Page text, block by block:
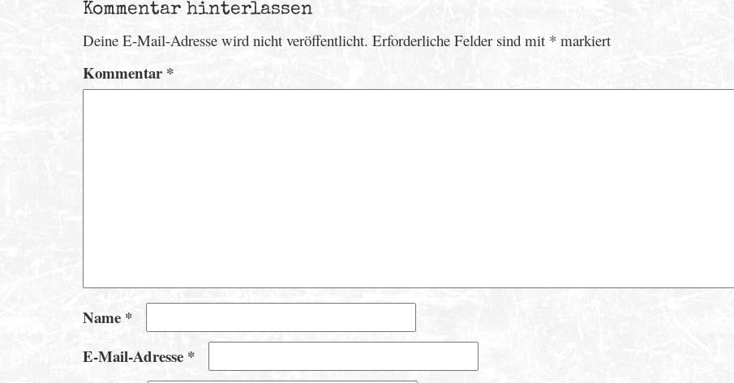
Kommentar hinterlassen
Deine E-Mail-Adresse wird nicht veröffentlicht. Erforderliche Felder sind mit * markiert
Kommentar*
Name *
E-Mail-Adresse *